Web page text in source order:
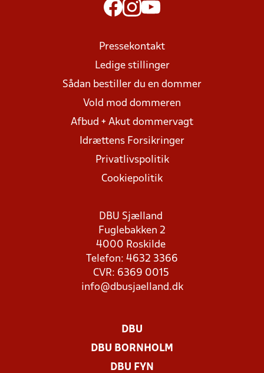
Pressekontakt
Ledige stillinger
Sådan bestiller du en dommer
Vold mod dommeren
Afbud + Akut dommervagt
Idrættens Forsikringer
Privatlivspolitik
Cookiepolitik
DBU Sjælland
Fuglebakken 2
4000 Roskilde
Telefon: 4632 3366
CVR: 6369 0015
info@dbusjaelland.dk
DBU
DBU BORNHOLM
DBU FYN